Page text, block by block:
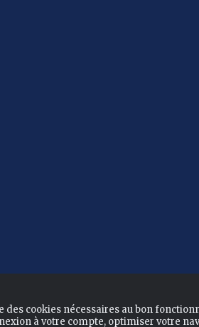
des cookies nécessaires au bon
à votre compte, optimiser votre